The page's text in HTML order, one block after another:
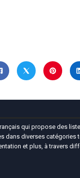
qui propose des
dans diverses catégories
et plus, à travers